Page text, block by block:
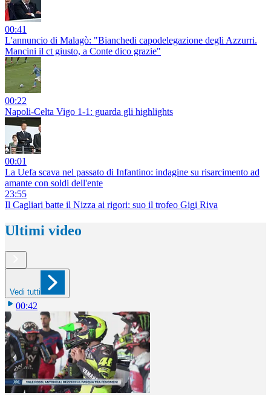
00:41
L'annuncio di Malagò: "Bianchedi capodelegazione degli Azzurri.
Mancini il ct giusto, a Conte dico grazie"
00:22
Napoli-Celta Vigo 1-1: guarda gli highlights
00:01
La Uefa scava nel passato di Infantino: indagine su risarcimento ad
amante con soldi dell'ente
23:55
Il Cagliari batte il Nizza ai rigori: suo il trofeo Gigi Riva
Ultimi video
Vedi tutti
00:42